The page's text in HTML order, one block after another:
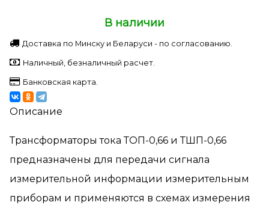
В наличии
Доставка по Минску и Беларуси - по согласованию.
Наличный, безналичный расчет.
Банковская карта.
Описание
Трансформаторы тока ТОП-0,66 и ТШП-0,66
предназначены для передачи сигнала
измерительной информации измерительным
приборам и применяются в схемах измерения